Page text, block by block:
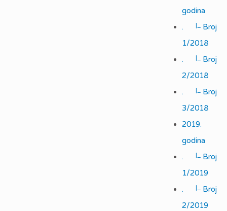
godina
.
|_ Broj
1/2018
.
|_ Broj
2/2018
.
|_ Broj
3/2018
2019.
godina
.
|_ Broj
1/2019
.
|_ Broj
2/2019